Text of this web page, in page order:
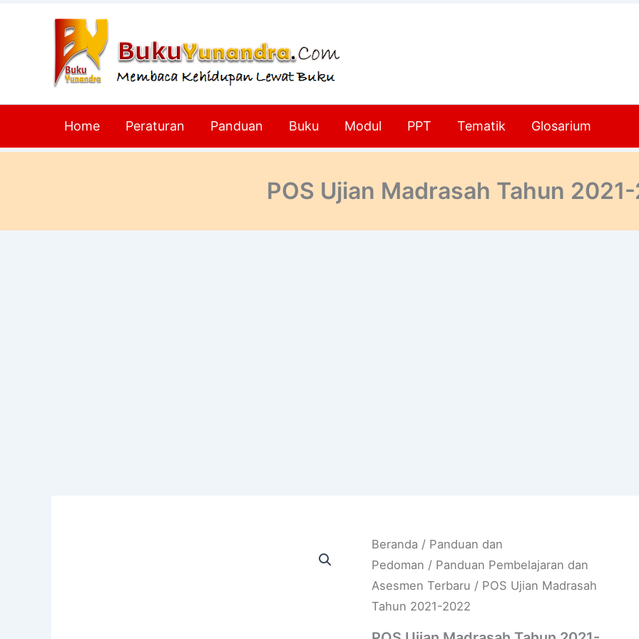
Home Peraturan Panduan Buku Modul PPT Tematik Glosarium
POS Ujian Madrasah Tahun
Beranda / Panduan dan
Pedoman / Panduan Pembelajaran dan
Asesmen Terbaru / POS Ujian Madrasah
Tahun 2021-2022